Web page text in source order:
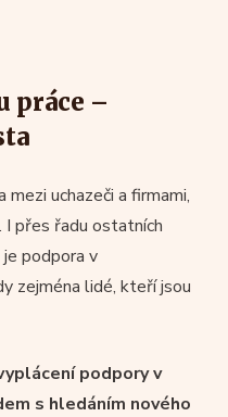
práce –
mezi uchazeči a firmami,
přes řadu ostatních
je podpora v
zejména lidé, kteří jsou
podpory v
s hledáním nového